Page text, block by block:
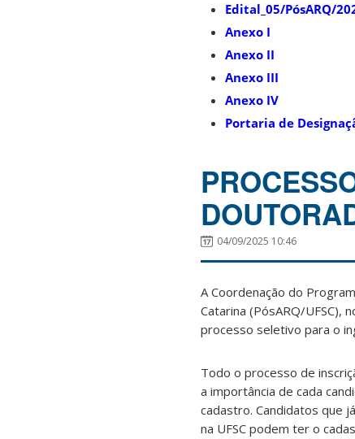
Edital_05/PósARQ/
Anexo I
Anexo II
Anexo III
Anexo IV
Portaria de
04/09/2025 10:46
A Coordenação do
Catarina (PósARQ/
processo seletivo para o
Todo o processo de
a importância de cada
cadastro. Candidatos que
na UFSC podem ter o